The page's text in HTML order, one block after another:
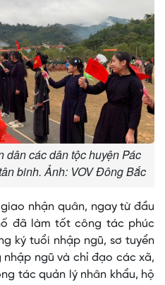
các dân tộc huyện Pác
binh. Ảnh: VOV Đông Bắc
nhận quân, ngay từ đầu
đã làm tốt công tác phúc
ký tuổi nhập ngũ, sơ tuyển
nhập ngũ và chỉ đạo các xã,
tác quản lý nhân khẩu, hộ